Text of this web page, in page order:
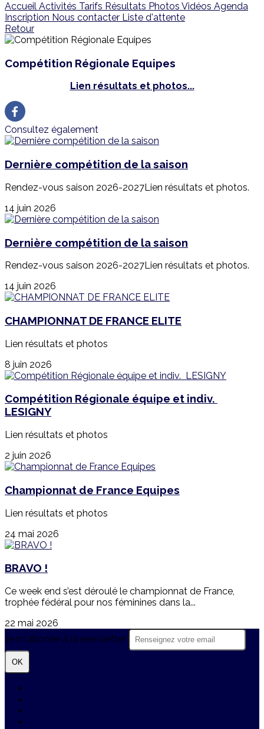
Accueil Activités Tarifs Résultats Photos Vidéos Agenda
Inscription Nous contacter Liste d'attente
Retour
Compétition Régionale Equipes
Lien résultats et photos...
Consultez également
Dernière compétition de la saison
Rendez-vous saison 2026-2027Lien résultats et photos.
14 juin 2026
Dernière compétition de la saison
Rendez-vous saison 2026-2027Lien résultats et photos.
14 juin 2026
CHAMPIONNAT DE FRANCE ELITE
Lien résultats et photos
8 juin 2026
Compétition Régionale équipe et indiv.
LESIGNY
Lien résultats et photos
2 juin 2026
Championnat de France Equipes
Lien résultats et photos
24 mai 2026
BRAVO !
Ce week end s’est déroulé le championnat de France,
trophée fédéral pour nos féminines dans la...
22 mai 2026
Je m'abonne à la newsletter
OK